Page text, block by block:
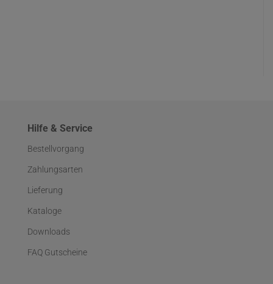
Hilfe & Service
Bestellvorgang
Zahlungsarten
Lieferung
Kataloge
Downloads
FAQ Gutscheine